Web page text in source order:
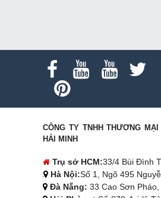
CÔNG TY TNHH THƯƠNG
HẢI MINH
Trụ sở HCM:33/4 Bùi Đình
Hà Nội:Số 1, Ngõ 495
Đà Nẵng: 33 Cao Sơn